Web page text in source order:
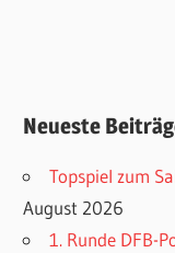
Neueste
Topspiel zum
August 2026
1. Runde DFB-